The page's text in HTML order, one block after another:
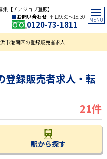
【チアジョブ登販】
お問い合わせ 平日9:30〜18:30
0120-73-1811
市港南区の登録販売者求人
登録販売者求人・転
21件
駅から探す